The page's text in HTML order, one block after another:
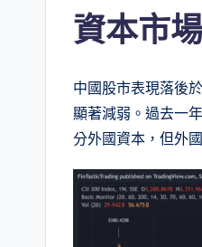
資本市
中國股市表現落後
顯著減弱。過去一
分外國資本，但外